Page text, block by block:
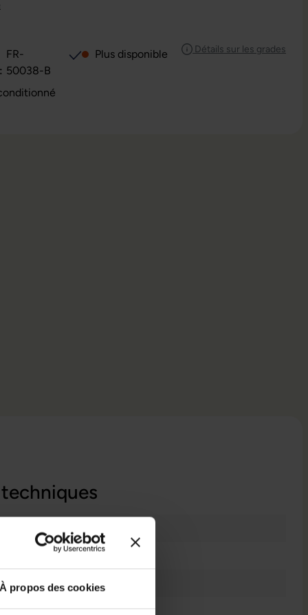
À propos des cookies
Détails sur les grades
FR-
50038-B
Plus disponible
2018
iPadOS
8